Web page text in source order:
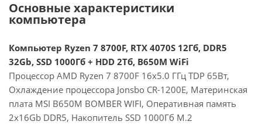
Основные характеристики
компьютера
Компьютер Ryzen 7 8700F, RTX 4070S 12Гб, DDR5
32Gb, SSD 1000Гб + HDD 2Тб, B650M WiFi
Процессор AMD Ryzen 7 8700F 16x5.0 ГГц TDP 65Вт,
Охлаждение процессора Jonsbo CR-1200E, Материнская
плата MSI B650M BOMBER WIFI, Оперативная память
2x16Gb DDR5, Накопитель SSD 1000Гб M.2